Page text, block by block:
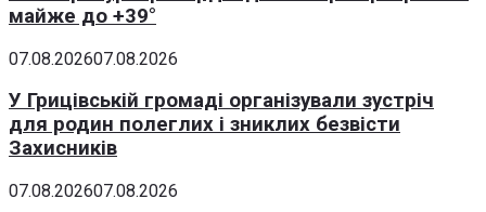
майже до +39°
07.08.202607.08.2026
У Грицівській громаді організували зустріч
для родин полеглих і зниклих безвісти
Захисників
07.08.202607.08.2026